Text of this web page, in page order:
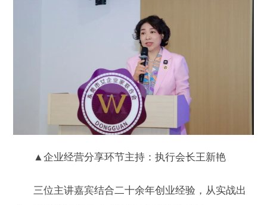
▲企业经营分享环节主持：执行会长王新艳
三位主讲嘉宾结合二十余年创业经验，从实战出